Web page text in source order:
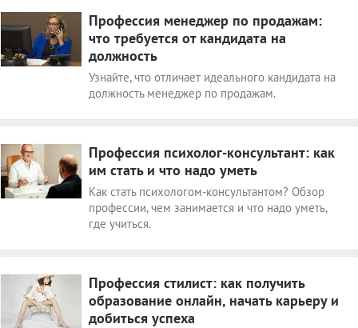
Профессия менеджер по продажам:
что требуется от кандидата на
должность
Узнайте, что отличает идеального кандидата на
должность менеджер по продажам.
Профессия психолог-консультант: как
им стать и что надо уметь
Как стать психологом-консультантом? Обзор
профессии, чем занимается и что надо уметь,
где учиться.
Профессия стилист: как получить
образование онлайн, начать карьеру и
добиться успеха